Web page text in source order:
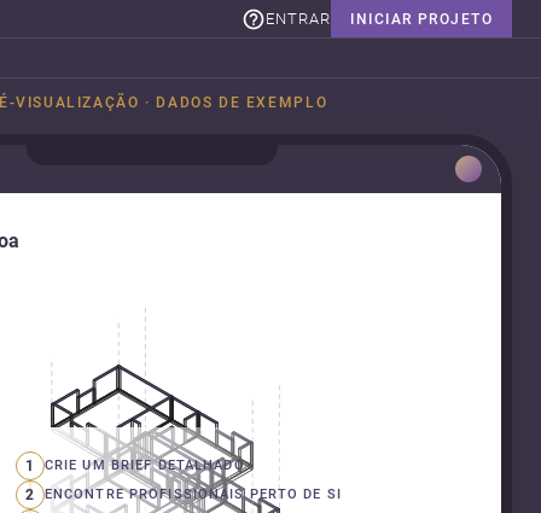
INICIAR PROJETO
ENTRAR
VISUALIZAÇÃO · DADOS DE EXEMPLO
1 CRIE UM BRIEF DETALHADO
2 ENCONTRE PROFISSIONAIS PERTO DE SI